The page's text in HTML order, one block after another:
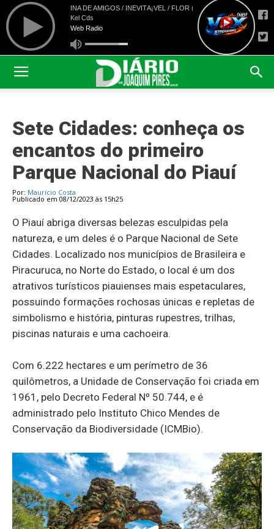
Sete Cidades: conheça os
encantos do primeiro
Parque Nacional do Piauí
Por: Maurício Costa
Publicado em 08/12/2023 às 15h25
O Piauí abriga diversas belezas esculpidas pela
natureza, e um deles é o Parque Nacional de Sete
Cidades. Localizado nos municípios de Brasileira e
Piracuruca, no Norte do Estado, o local é um dos
atrativos turísticos piauienses mais espetaculares,
possuindo formações rochosas únicas e repletas de
simbolismo e história, pinturas rupestres, trilhas,
piscinas naturais e uma cachoeira.
Com 6.222 hectares e um perímetro de 36
quilômetros, a Unidade de Conservação foi criada em
1961, pelo Decreto Federal Nº 50.744, e é
administrado pelo Instituto Chico Mendes de
Conservação da Biodiversidade (ICMBio).